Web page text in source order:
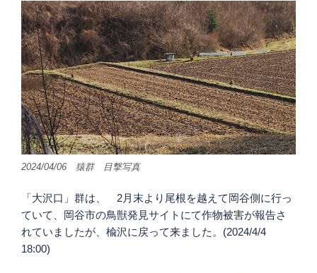
2024/04/06 猿群 目撃写真
「大沢口」群は、 2月末より尾根を越えて岡谷側に行っ
ていて、岡谷市の鳥獣発見サイトにて作物被害が報告さ
れていましたが、楡沢に戻って来ました。(2024/4/4
18:00)